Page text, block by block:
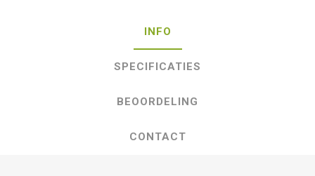
INFO
SPECIFICATIES
BEOORDELING
CONTACT